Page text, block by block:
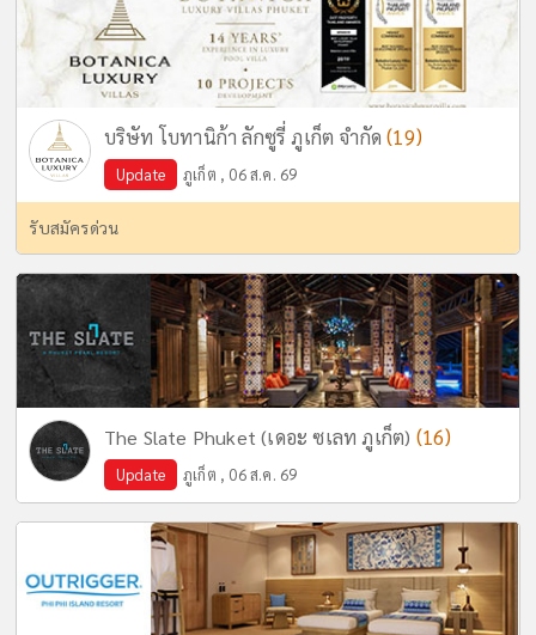
บริษัท โบทานิก้า ลักซูรี่ ภูเก็ต จำกัด(19)
Update ภูเก็ต , 06 ส.ค. 69
รับสมัครด่วน
The Slate Phuket (เดอะ ซเลท ภูเก็ต) (16)
Update ภูเก็ต , 06 ส.ค. 69